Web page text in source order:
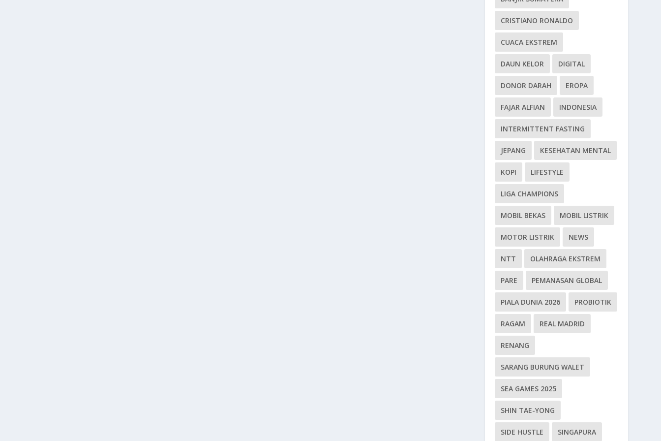
CRISTIANO RONALDO
CUACA EKSTREM
DAUN KELOR DIGITAL
DONOR DARAH EROPA
FAJAR ALFIAN INDONESIA
INTERMITTENT FASTING
JEPANG KESEHATAN MENTAL
KOPI LIFESTYLE
LIGA CHAMPIONS
MOBIL BEKAS MOBIL LISTRIK
MOTOR LISTRIK NEWS
NTT OLAHRAGA EKSTREM
PARE PEMANASAN GLOBAL
PIALA DUNIA 2026 PROBIOTIK
RAGAM REAL MADRID
RENANG
SARANG BURUNG WALET
SEA GAMES 2025
SHIN TAE-YONG
SIDE HUSTLE SINGAPURA